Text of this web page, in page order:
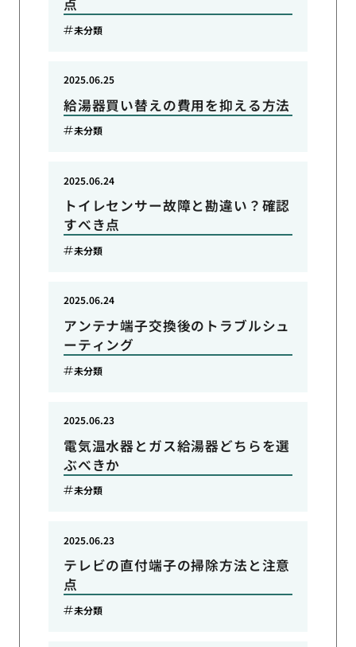
点
未分類
給湯器買い替えの費用を抑える方法
2025.06.25
未分類
トイレセンサー故障と勘違い？確認
すべき点
2025.06.24
未分類
アンテナ端子交換後のトラブルシュ
ーティング
2025.06.24
未分類
電気温水器とガス給湯器どちらを選
ぶべきか
2025.06.23
未分類
テレビの直付端子の掃除方法と注意
点
2025.06.23
未分類